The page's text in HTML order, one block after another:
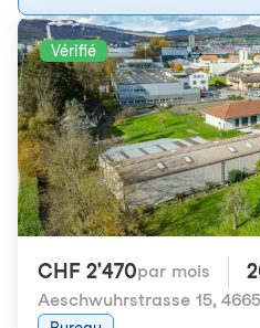
Vérifié
CHF 2'470par mois
Aeschwuhrstrasse 15,